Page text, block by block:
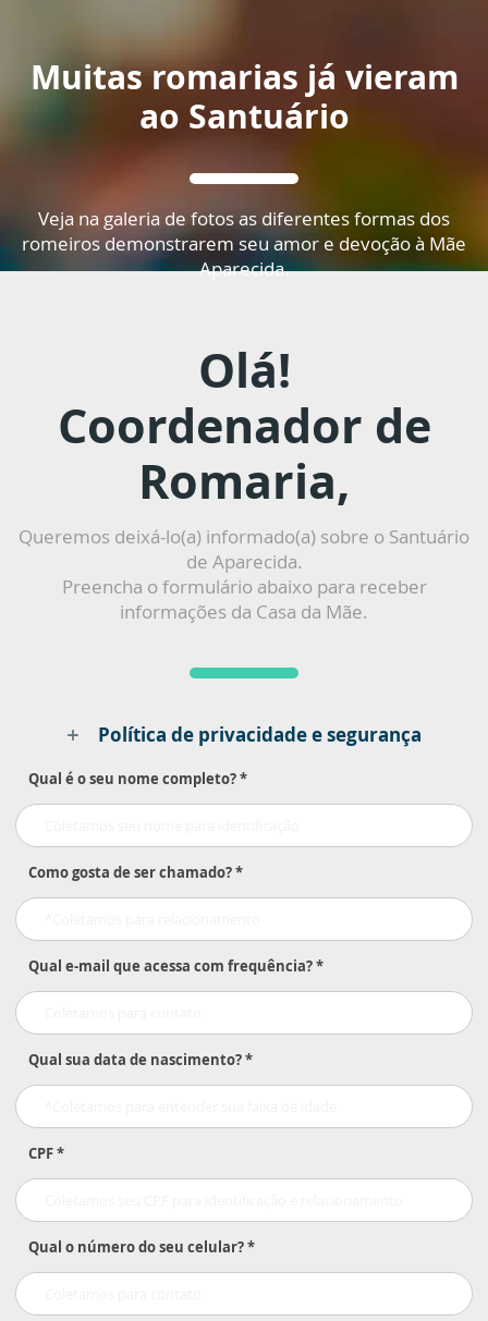
Muitas romarias já vieram
ao Santuário
Veja na galeria de fotos as diferentes formas dos
romeiros demonstrarem seu amor e devoção à Mãe
Aparecida.
Olá!
Coordenador de
Romaria,
Queremos deixá-lo(a) informado(a) sobre o Santuário
de Aparecida.
Preencha o formulário abaixo para receber
informações da Casa da Mãe.
Política de privacidade e segurança
Qual é o seu nome completo? *
Como gosta de ser chamado? *
Qual e-mail que acessa com frequência? *
Qual sua data de nascimento? *
CPF *
Qual o número do seu celular? *